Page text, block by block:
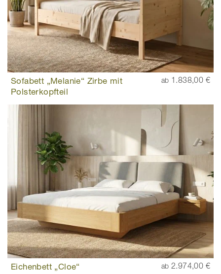
Sofabett „Melanie“ Zirbe mit
Polsterkopfteil
ab 1.838,00 €
Eichenbett „Cloe“ ab 2.974,00 €